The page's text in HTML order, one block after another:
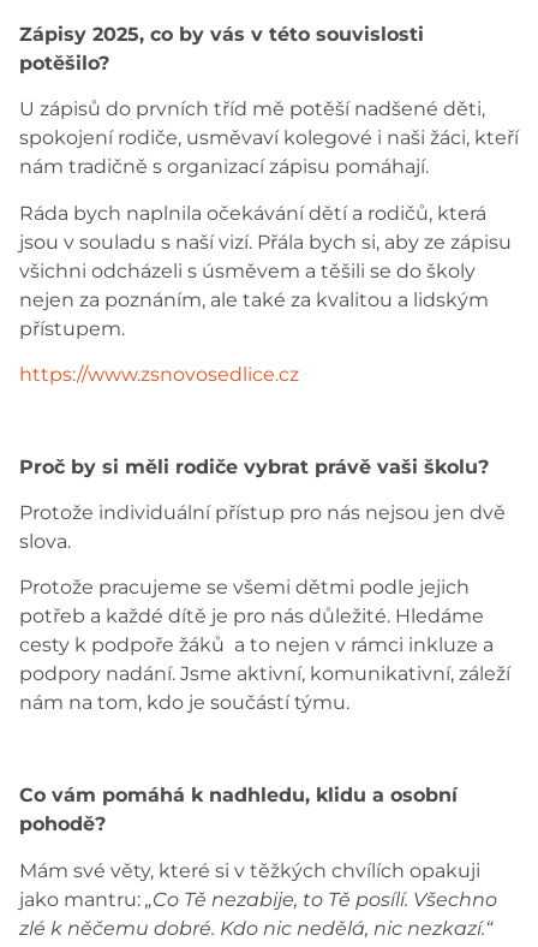
Zápisy 2025, co by vás v této souvislosti
potěšilo?
U zápisů do prvních tříd mě potěší nadšené děti,
spokojení rodiče, usměvaví kolegové i naši žáci, kteří
nám tradičně s organizací zápisu pomáhají.
Ráda bych naplnila očekávání dětí a rodičů, která
jsou v souladu s naší vizí. Přála bych si, aby ze zápisu
všichni odcházeli s úsměvem a těšili se do školy
nejen za poznáním, ale také za kvalitou a lidským
přístupem.
https://www.zsnovosedlice.cz
Proč by si měli rodiče vybrat právě vaši školu?
Protože individuální přístup pro nás nejsou jen dvě
slova.
Protože pracujeme se všemi dětmi podle jejich
potřeb a každé dítě je pro nás důležité. Hledáme
cesty k podpoře žáků a to nejen v rámci inkluze a
podpory nadání. Jsme aktivní, komunikativní, záleží
nám na tom, kdo je součástí týmu.
Co vám pomáhá k nadhledu, klidu a osobní
pohodě?
Mám své věty, které si v těžkých chvílích opakuji
jako mantru: „Co Tě nezabije, to Tě posílí. Všechno
zlé k něčemu dobré. Kdo nic nedělá, nic nezkazí.“